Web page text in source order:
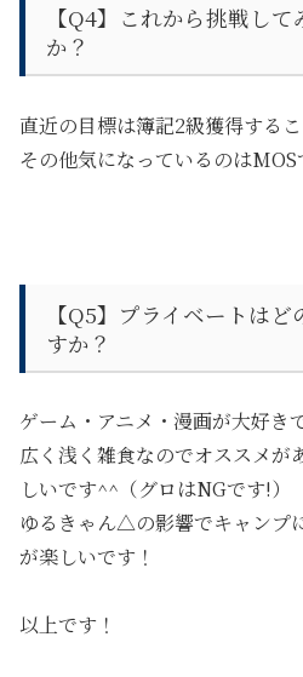
【Q4】 これから挑戦し
か？
直近の目標は簿記2級獲得するこ
その他気になっているのはMOS
【Q5】 プライベートはど
すか？
ゲーム・アニメ・漫画が大好き
広く浅く雑食なのでオススメが
しいです^^（グロはNGです!）
ゆるきゃん△の影響でキャンプ
が楽しいです！
以上です！